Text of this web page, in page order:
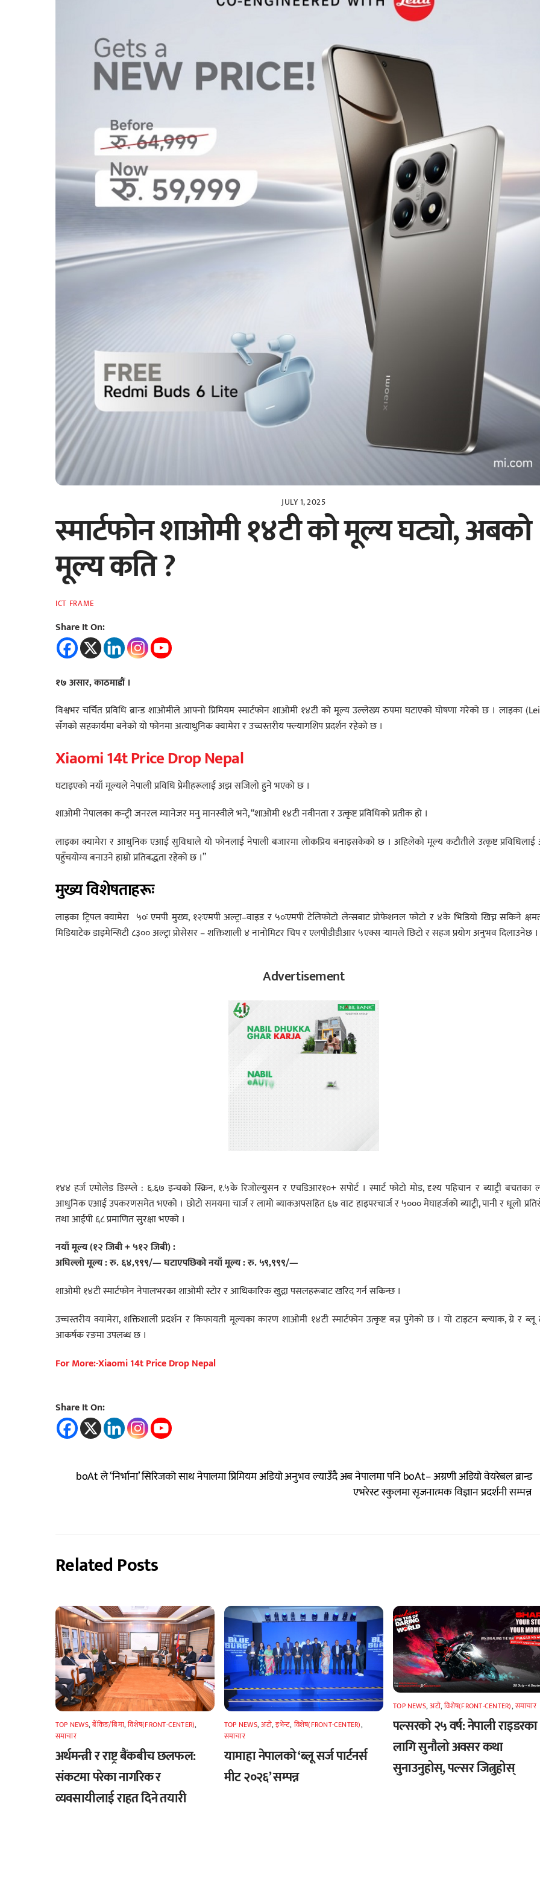
JULY 1, 2025
स्मार्टफोन शाओमी १४टी को मूल्य घट्यो, अबको
मूल्य कति ?
ICT FRAME
Share It On:
१७ असार, काठमाडौं ।
विश्वभर चर्चित प्रविधि ब्रान्ड शाओमीले आफ्नो प्रिमियम स्मार्टफोन शाओमी १४टी को मूल्य उल्लेख्य रुपमा घटाएको घोषणा गरेको छ । लाइका
सँगको सहकार्यमा बनेको यो फोनमा अत्याधुनिक क्यामेरा र उच्चस्तरीय फ्ल्यागशिप प्रदर्शन रहेको छ ।
Xiaomi 14t Price Drop Nepal
घटाइएको नयाँ मूल्यले नेपाली प्रविधि प्रेमीहरूलाई अझ सजिलो हुने भएको छ ।
शाओमी नेपालका कन्ट्री जनरल म्यानेजर मनु मानस्वीले भने, “शाओमी १४टी नवीनता र उत्कृष्ट प्रविधिको प्रतीक हो ।
लाइका क्यामेरा र आधुनिक एआई सुविधाले यो फोनलाई नेपाली बजारमा लोकप्रिय बनाइसकेको छ । अहिलेको मूल्य कटौतीले उत्कृष्ट
पहुँचयोग्य बनाउने हाम्रो प्रतिबद्धता रहेको छ ।”
मुख्य विशेषताहरूः
लाइका ट्रिपल क्यामेरा ५०ः एमपी मुख्य, १२ःएमपी अल्ट्रा–वाइड र ५०ःएमपी टेलिफोटो लेन्सबाट प्रोफेशनल फोटो र ४के भिडियो खिच्न सकिने
मिडियाटेक डाइमेन्सिटी ८३०० अल्ट्रा प्रोसेसर – शक्तिशाली ४ नानोमिटर चिप र एलपीडीडीआर ५एक्स र्‍यामले छिटो र सहज प्रयोग अनुभव दिलाउनेछ ।
Advertisement
१४४ हर्ज एमोलेड डिस्प्ले : ६.६७ इन्चको स्क्रिन, १.५के रिजोल्युसन र एचडिआर१०+ सपोर्ट । स्मार्ट फोटो मोड, दृश्य पहिचान र ब्याट्री बचतका
आधुनिक एआई उपकरणसमेत भएको । छोटो समयमा चार्ज र लामो ब्याकअपसहित ६७ वाट हाइपरचार्ज र ५००० मेघाहर्जको ब्याट्री, पानी र धूलो
तथा आईपी ६८ प्रमाणित सुरक्षा भएको ।
नयाँ मूल्य (१२ जिबी + ५१२ जिबी) :
अघिल्लो मूल्य : रु. ६४,९९९/— घटाएपछिको नयाँ मूल्य : रु. ५९,९९९/—
शाओमी १४टी स्मार्टफोन नेपालभरका शाओमी स्टोर र आधिकारिक खुद्रा पसलहरूबाट खरिद गर्न सकिन्छ ।
उच्चस्तरीय क्यामेरा, शक्तिशाली प्रदर्शन र किफायती मूल्यका कारण शाओमी १४टी स्मार्टफोन उत्कृष्ट बन्न पुगेको छ । यो टाइटन ब्ल्याक, ग्रे र ब्लू
आकर्षक रङमा उपलब्ध छ ।
For More:-Xiaomi 14t Price Drop Nepal
Share It On:
boAt ले ‘निर्भाना’ सिरिजको साथ नेपालमा प्रिमियम अडियो अनुभव ल्याउँदै अब नेपालमा पनि boAt– अग्रणी अडियो वेयरेबल ब्रान्ड
एभरेस्ट स्कुलमा सृजनात्मक विज्ञान प्रदर्शनी सम्पन्न
Related Posts
TOP NEWS,बैंकिङ/बिमा,विशेष(FRONT-CENTER),
समाचार
अर्थमन्त्री र राष्ट्र बैंकबीच छलफल:
संकटमा परेका नागरिक र
व्यवसायीलाई राहत दिने तयारी
TOP NEWS,अटाे,इभेन्ट, विशेष(FRONT-CENTER),
समाचार
यामाहा नेपालको ‘ब्लू सर्ज पार्टनर्स
मीट २०२६’ सम्पन्न
TOP NEWS,अटाे,विशेष(FRONT-CENTER),समाचार
पल्सरको २५ वर्ष: नेपाली राइडरका
लागि सुनौलो अवसर कथा
सुनाउनुहोस्, पल्सर जित्नुहोस्